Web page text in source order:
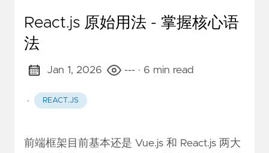
React.js 原始用法 - 掌握核心语
法
Jan 1, 2026 --- · 6 min read
· REACT.JS
前端框架目前基本还是 Vue.js 和 React.js 两大